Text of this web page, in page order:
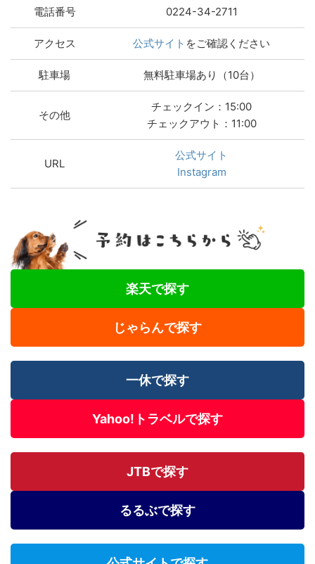
電話番号 0224-34-2711
アクセス 公式サイト をご確認ください
駐車場 無料駐車場あり（10台）
その他
チェックイン：15:00
チェックアウト：11:00
URL
公式サイト
Instagram
楽天で探す
じゃらんで探す
一休で探す
Yahoo!トラベルで探す
JTBで探す
るるぶで探す